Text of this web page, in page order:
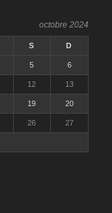
octobre 2024
S D
5 6
12 13
19 20
26 27